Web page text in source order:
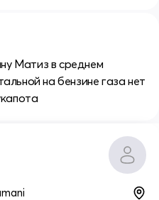
Матиз в среднем
на бензине газа нет